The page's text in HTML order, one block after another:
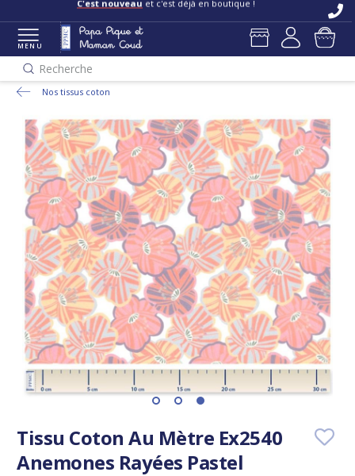
C'est nouveau et c'est déjà en boutique !
MENU
Recherche
Nos tissus coton
Tissu Coton Au Mètre Ex2540
Anemones Rayées Pastel